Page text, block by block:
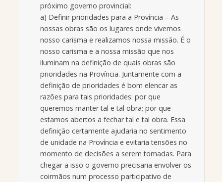
próximo governo provincial:
a) Definir prioridades para a Província – As
nossas obras são os lugares onde vivemos
nosso carisma e realizamos nossa missão. É o
nosso carisma e a nossa missão que nos
iluminam na definição de quais obras são
prioridades na Província. Juntamente com a
definição de prioridades é bom elencar as
razões para tais prioridades: por que
queremos manter tal e tal obra; por que
estamos abertos a fechar tal e tal obra. Essa
definição certamente ajudaria no sentimento
de unidade na Província e evitaria tensões no
momento de decisões a serem tomadas. Para
chegar a isso o governo precisaria envolver os
coirmãos num processo participativo de